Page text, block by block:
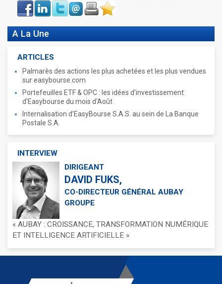
Face
book
LinkIn Twitter Envoyer ImprimerFavoris
A La Une
ARTICLES
Palmarès des actions les plus achetées et les plus vendues
sur easybourse.com
Portefeuilles ETF & OPC : les idées d'investissement
d'Easybourse du mois d'Août
Internalisation d'EasyBourse S.A.S. au sein de La Banque
Postale S.A.
INTERVIEW
DIRIGEANT
DAVID FUKS,
CO-DIRECTEUR GÉNÉRAL AUBAY
GROUPE
« AUBAY : CROISSANCE, TRANSFORMATION NUMÉRIQUE
ET INTELLIGENCE ARTIFICIELLE »